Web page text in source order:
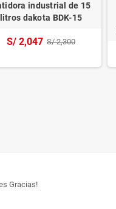
industrial de 15
litros dakota BDK-15
S/ 2,047 S/ 2,300
Gracias!